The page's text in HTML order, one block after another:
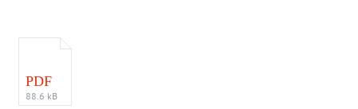
PDF
88.6 kB